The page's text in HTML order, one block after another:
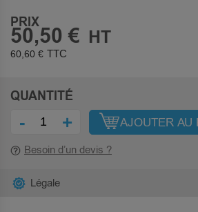
PRIX
50,50 €
60,60 €
QUANTITÉ
- + AJOUTER AU
Besoin d’un devis ?
Légale